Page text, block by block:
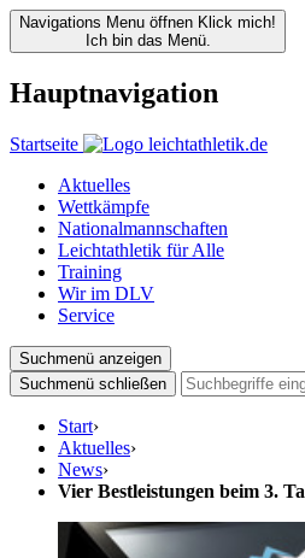
Navigations Menu öffnen Klick mich!
Ich bin das Menü.
Hauptnavigation
Startseite
Aktuelles
Wettkämpfe
Nationalmannschaften
Leichtathletik für Alle
Training
Wir im DLV
Service
Suchmenü anzeigen
Suchmenü schließen
Start›
Aktuelles›
News›
Vier Bestleistungen beim 3.